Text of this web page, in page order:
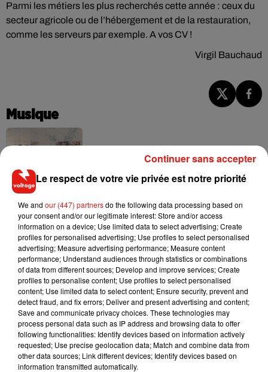
Parmi les métiers les plus recherchés cette année : ceux du
secteur agricole ou de l’hébergement et de la restauration,
comme les serveurs par exemple. A vos CV !
Virgil Bauchaud
Musique
3 août 2026
Fred again.. et Latin Mafia dévoilent enfin
31 juillet 2026
Swedish House Mafia et Lykke Li
dévoilent « Happiness Is So Sad »
31 juillet 2026
David Guetta et Carl Cox signent un B2B
historique à Ibiza
Le respect de votre vie privée est notre priorité
We and our (447) partnersdo the following data processing based on
your consent and/or our legitimate interest: Store and/or access
information on a device; Use limited data to select advertising; Create
profiles for personalised advertising; Use profiles to select personalised
advertising; Measure advertising performance; Measure content
performance; Understand audiences through statistics or combinations
of data from different sources; Develop and improve services; Create
profiles to personalise content; Use profiles to select personalised
content; Use limited data to select content; Ensure security, prevent and
detect fraud, and fix errors; Deliver and present advertising and content;
Save and communicate privacy choices. These technologies may
process personal data such as IP address and browsing data to offer
following functionalities: Identify devices based on information actively
requested; Use precise geolocation data; Match and combine data from
other data sources; Link different devices; Identify devices based on
information transmitted automatically.
Continuer sans accepter